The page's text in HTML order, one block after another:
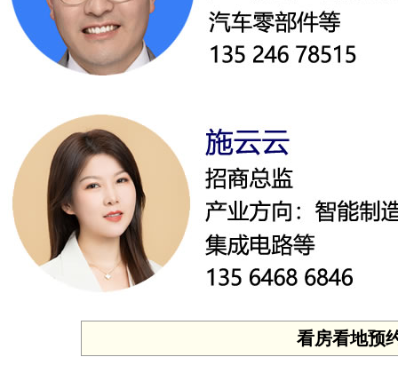
看房看地预